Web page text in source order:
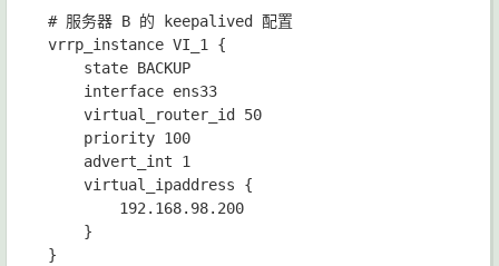
# 服务器 B 的 keepalived 配置
vrrp_instance VI_1 {
    state BACKUP
    interface ens33
    virtual_router_id 50
    priority 100
    advert_int 1
    virtual_ipaddress {
        192.168.98.200
    }